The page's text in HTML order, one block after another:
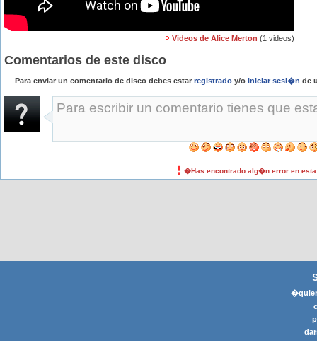
Videos de Alice Merton (1 videos)
Comentarios de este disco
Para enviar un comentario de disco debes estar registrado y/o iniciar sesi�n de
�Has encontrado alg�n error en